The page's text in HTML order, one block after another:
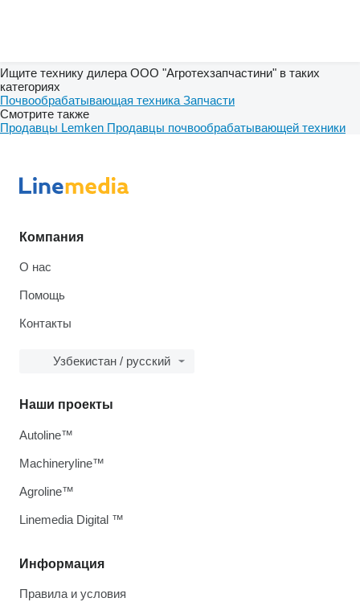
Ищите технику дилера ООО "Агротехзапчастини" в таких
категориях
Почвообрабатывающая техника Запчасти
Смотрите также
Продавцы Lemken Продавцы почвообрабатывающей техники
Компания
О нас
Помощь
Контакты
Узбекистан / русский
Информация
Правила и условия
Наши проекты
Autoline™
Machineryline™
Agroline™
Linemedia Digital ™